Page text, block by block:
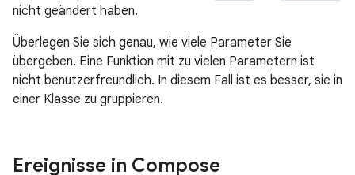
nicht geändert haben.
Überlegen Sie sich genau, wie viele Parameter Sie
übergeben. Eine Funktion mit zu vielen Parametern ist
nicht benutzerfreundlich. In diesem Fall ist es besser, sie in
einer Klasse zu gruppieren.
Ereignisse in Compose